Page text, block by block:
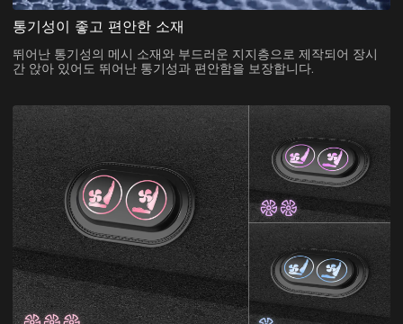
통기성이 좋고 편안한 소재
뛰어난 통기성의 메시 소재와 부드러운 지지층으로 제작되어 장시
간 앉아 있어도 뛰어난 통기성과 편안함을 보장합니다.